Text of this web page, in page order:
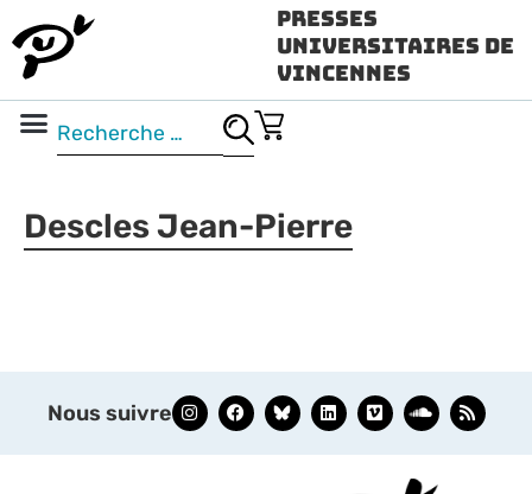
Presses
Universitaires de
Vincennes
Descles Jean-Pierre
Nous suivre